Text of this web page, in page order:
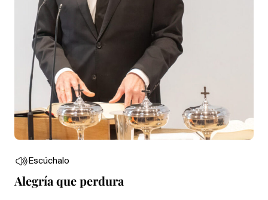
Escúchalo
Alegría que perdura